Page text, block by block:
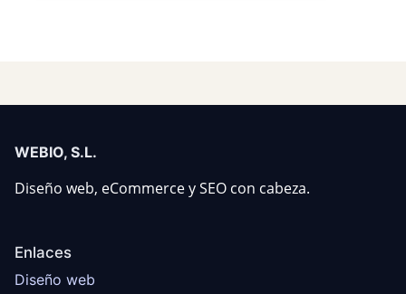
WEBIO, S.L.
Diseño web, eCommerce y SEO con cabeza.
Enlaces
Diseño web